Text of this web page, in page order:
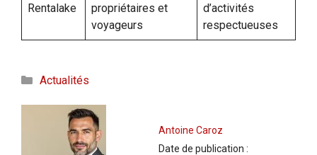
Rentalake
propriétaires et
voyageurs
d’activités
respectueuses
Catégories
Actualités
Antoine Caroz
Date de publication :